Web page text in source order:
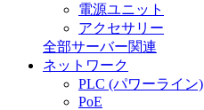
電源ユニット
アクセサリー
全部サーバー関連
ネットワーク
PLC (パワーライン)
PoE